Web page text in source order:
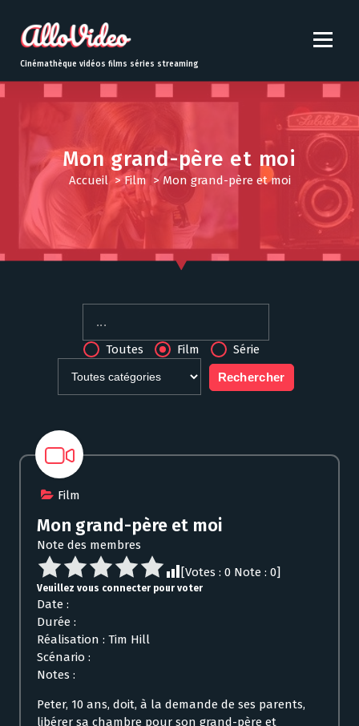
t
o
Cinémathèque vidéos films séries streaming
Mon grand-père et moi
Accueil>Film> Mon grand-père et moi
Toutes Film Série
Film
Mon grand-père et moi
Note des membres
[Votes : 0 Note : 0]
Veuillez vous connecter pour voter
Date :
Durée :
Réalisation : Tim Hill
Scénario :
Notes :
Peter, 10 ans, doit, à la demande de ses parents,
libérer sa chambre pour son grand-père et